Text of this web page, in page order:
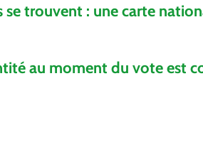
trouvent : une carte
au moment du vote est